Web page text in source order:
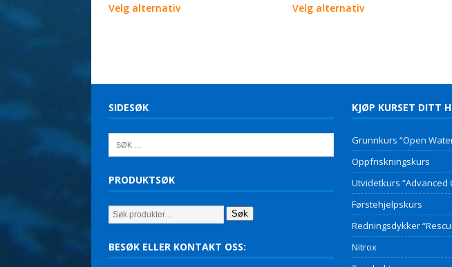
Velg alternativ Velg alternativ
SIDESØK
PRODUKTSØK
Søk
BESØK ELLER KONTAKT OSS:
KJØP KURSET DITT
Grunnkurs “Open
Oppfriskningskurs
Utvidetkurs “Advanced
Førstehjelpskurs
Redningsdykker
Nitrox